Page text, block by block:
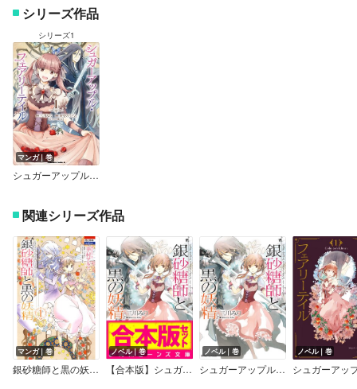
シリーズ作品
シリーズ1
マンガ｜巻
シュガーアップル・フェアリーテイル
関連シリーズ作品
マンガ｜巻
銀砂糖師と黒の妖精 ～シュガーアップル・フェアリーテイル～
ノベル｜巻
【合本版】シュガーアップル・フェアリーテイル
ノベル｜巻
シュガーアップル・フェアリーテイル
ノベル｜巻